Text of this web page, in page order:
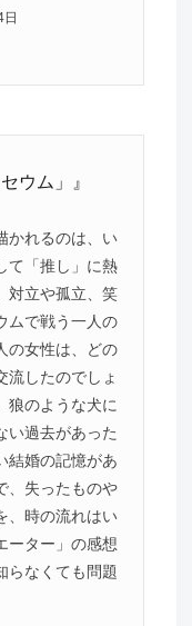
ウム」』
かれるのは、い
て「推し」に熱
対立や孤立、笑
ムで戦う一人の
の女性は、どの
流したのでしょ
狼のような犬に
い過去があった
結婚の記憶があ
、失ったものや
、時の流れはい
ーター」の感想
らなくても問題